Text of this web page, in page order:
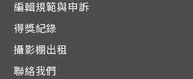
編輯規範與申訴
得獎紀錄
攝影棚出租
聯絡我們